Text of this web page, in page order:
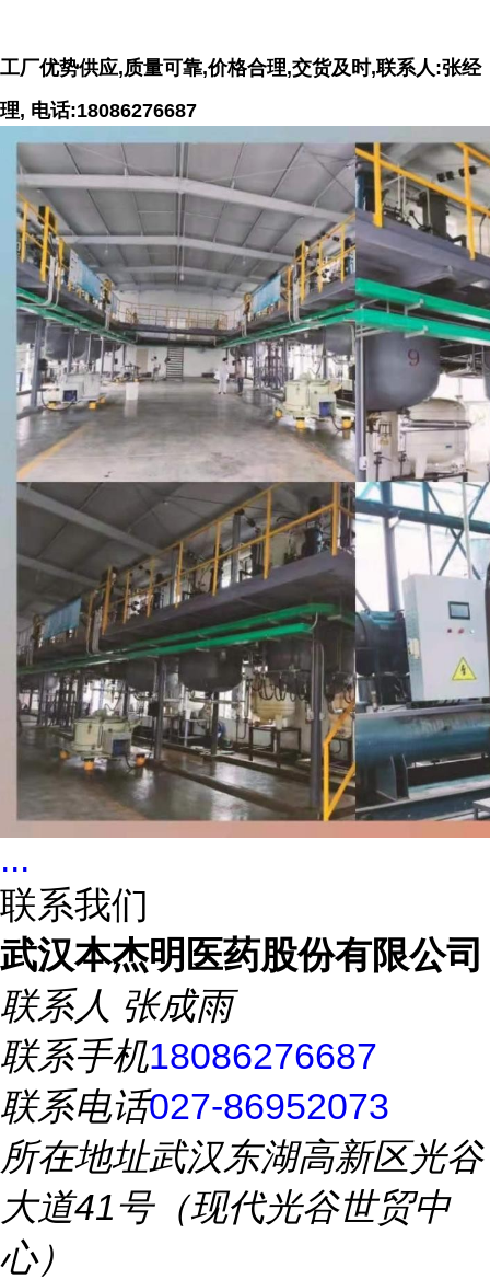
工厂优势供应,质量可靠,价格合理,交货及时,联系人:张经
理, 电话:18086276687
...
联系我们
武汉本杰明医药股份有限公司
联系人 张成雨
联系手机18086276687
联系电话027-86952073
所在地址武汉东湖高新区光谷
大道41号（现代光谷世贸中
心）